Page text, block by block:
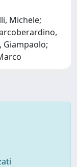
Michele;
Giampaolo;